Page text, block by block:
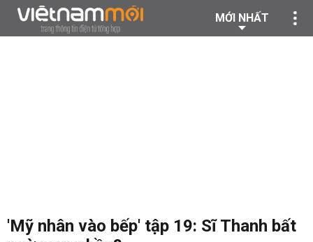
MỚI NHẤT
'Mỹ nhân vào bếp' tập 19: Sĩ Thanh bất